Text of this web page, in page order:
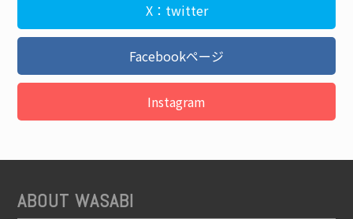
X：twitter
Facebookページ
Instagram
ABOUT WASABI